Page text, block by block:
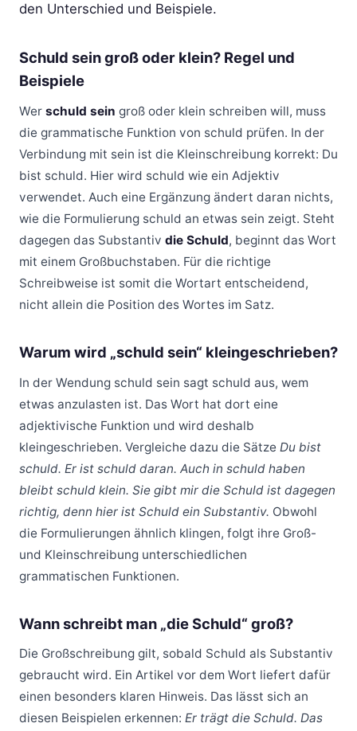
den Unterschied und Beispiele.
Schuld sein groß oder klein? Regel und
Beispiele
Wer schuld sein groß oder klein schreiben will, muss
die grammatische Funktion von schuld prüfen. In der
Verbindung mit sein ist die Kleinschreibung korrekt: Du
bist schuld. Hier wird schuld wie ein Adjektiv
verwendet. Auch eine Ergänzung ändert daran nichts,
wie die Formulierung schuld an etwas sein zeigt. Steht
dagegen das Substantiv die Schuld, beginnt das Wort
mit einem Großbuchstaben. Für die richtige
Schreibweise ist somit die Wortart entscheidend,
nicht allein die Position des Wortes im Satz.
Warum wird „schuld sein“ kleingeschrieben?
In der Wendung schuld sein sagt schuld aus, wem
etwas anzulasten ist. Das Wort hat dort eine
adjektivische Funktion und wird deshalb
kleingeschrieben. Vergleiche dazu die Sätze Du bist
schuld. Er ist schuld daran. Auch in schuld haben
bleibt schuld klein. Sie gibt mir die Schuld ist dagegen
richtig, denn hier ist Schuld ein Substantiv. Obwohl
die Formulierungen ähnlich klingen, folgt ihre Groß-
und Kleinschreibung unterschiedlichen
grammatischen Funktionen.
Wann schreibt man „die Schuld“ groß?
Die Großschreibung gilt, sobald Schuld als Substantiv
gebraucht wird. Ein Artikel vor dem Wort liefert dafür
einen besonders klaren Hinweis. Das lässt sich an
diesen Beispielen erkennen: Er trägt die Schuld. Das